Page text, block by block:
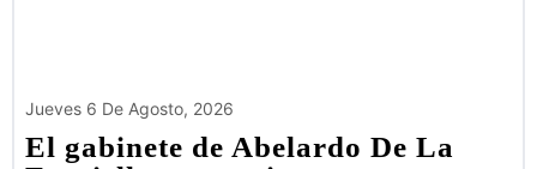
Jueves 6 De Agosto, 2026
El gabinete de Abelardo De La